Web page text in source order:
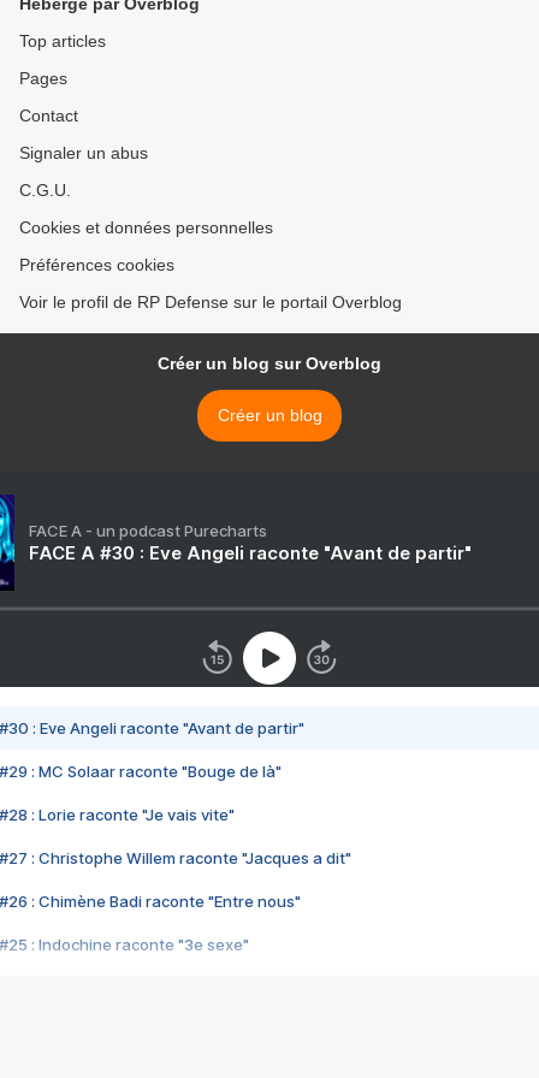
Top articles
Pages
Contact
Signaler un abus
C.G.U.
Cookies et données personnelles
Préférences cookies
Voir le profil de RP Defense sur le portail Overblog
Créer un blog sur Overblog
Créer un blog
FACE A - un podcast Purecharts
FACE A #30 : Eve Angeli raconte "Avant de partir"
#30 : Eve Angeli raconte "Avant de partir"
#29 : MC Solaar raconte "Bouge de là"
#28 : Lorie raconte "Je vais vite"
#27 : Christophe Willem raconte "Jacques a dit"
#26 : Chimène Badi raconte "Entre nous"
#25 : Indochine raconte "3e sexe"